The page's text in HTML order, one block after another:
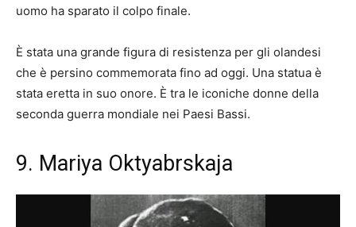
uomo ha sparato il colpo finale.
È stata una grande figura di resistenza per gli olandesi
che è persino commemorata fino ad oggi. Una statua è
stata eretta in suo onore. È tra le iconiche donne della
seconda guerra mondiale nei Paesi Bassi.
9. Mariya Oktyabrskaja